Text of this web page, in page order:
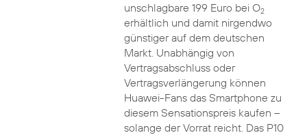
unschlagbare 199 Euro bei O2
erhältlich und damit nirgendwo
günstiger auf dem deutschen
Markt. Unabhängig von
Vertragsabschluss oder
Vertragsverlängerung können
Huawei-Fans das Smartphone zu
diesem Sensationspreis kaufen –
solange der Vorrat reicht. Das P10